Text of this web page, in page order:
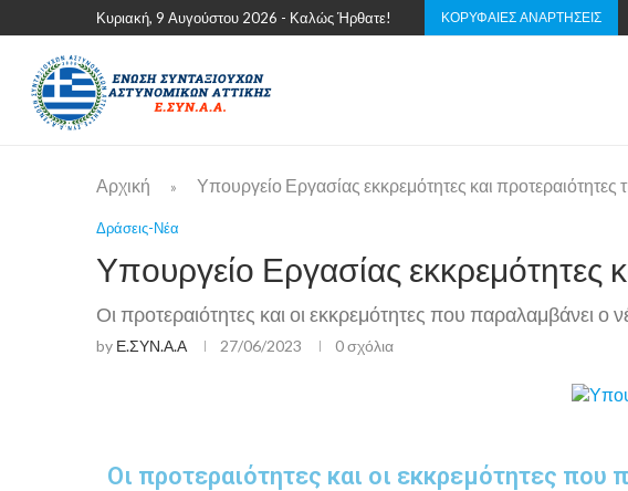
Κυριακή, 9 Αυγούστου 2026 - Καλώς Ήρθατε! ΚΟΡΥΦΑΊΕΣ ΑΝΑΡΤΉΣΕΙΣ
Αρχική » Υπουργείο Εργασίας εκκρεμότητες και
Δράσεις-Νέα
Υπουργείο Εργασίας εκκρεμότητες
Οι προτεραιότητες και οι εκκρεμότητες που παραλαμβάνει
by Ε.ΣΥΝ.Α.Α 27/06/2023 0 σχόλια
Οι προτεραιότητες και οι εκκρεμότητες που